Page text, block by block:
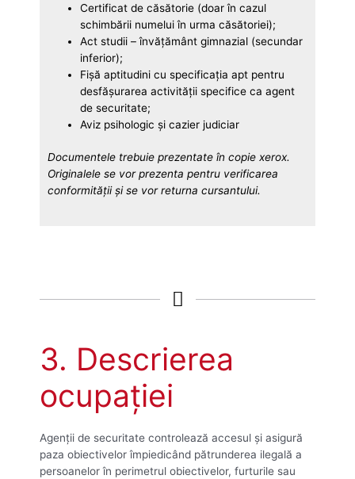
Certificat de căsătorie (doar în cazul
schimbării numelui în urma căsătoriei);
Act studii – învăţământ gimnazial (secundar
inferior);
Fișă aptitudini cu specificația apt pentru
desfășurarea activității specifice ca agent
de securitate;
Aviz psihologic și cazier judiciar
Documentele trebuie prezentate în copie xerox.
Originalele se vor prezenta pentru verificarea
conformităţii şi se vor returna cursantului.
3. Descrierea
ocupaţiei
Agenții de securitate controlează accesul și asigură
paza obiectivelor împiedicând pătrunderea ilegală a
persoanelor în perimetrul obiectivelor, furturile sau